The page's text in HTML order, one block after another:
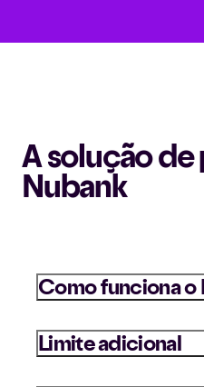
A solução
Nubank
Como funciona o
O NuPay é um meio de
exclusivo para clientes
Limite adicional